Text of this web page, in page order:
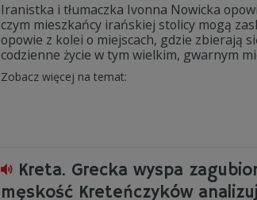
Iranistka i tłumaczka Ivonna Nowicka
czym mieszkańcy irańskiej stolicy mogą
opowie z kolei o miejscach, gdzie zbierają
codzienne życie w tym wielkim, gwarnym
Zobacz więcej na temat:
Kreta. Grecka wyspa
męskość Kreteńczyków